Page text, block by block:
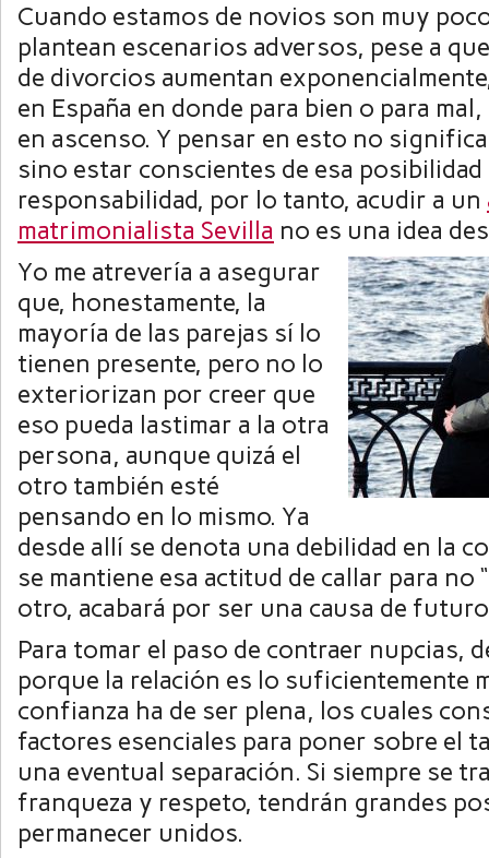
Cuando estamos de novios son muy
plantean escenarios adversos, pese a
de divorcios aumentan
en España en donde para bien o para
en ascenso. Y pensar en esto no
sino estar conscientes de esa posibilidad
responsabilidad, por lo tanto, acudir a un
matrimonialista Sevilla no es una idea
Yo me atrevería a asegurar
que, honestamente, la
mayoría de las parejas sí lo
tienen presente, pero no lo
exteriorizan por creer que
eso pueda lastimar a la otra
persona, aunque quizá el
otro también esté
pensando en lo mismo. Ya
desde allí se denota una debilidad en la
se mantiene esa actitud de callar para no
otro, acabará por ser una causa de
Para tomar el paso de contraer nupcias,
porque la relación es lo suficientemente
confianza ha de ser plena, los cuales
factores esenciales para poner sobre el
una eventual separación. Si siempre se
franqueza y respeto, tendrán grandes
permanecer unidos.